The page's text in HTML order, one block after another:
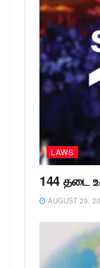
LAWS
144 தடை
AUGUST 29,